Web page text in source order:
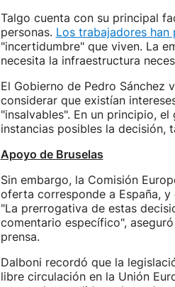
Talgo cuenta con su principal
personas. Los trabajadores han
"incertidumbre" que viven. La
necesita la infraestructura
El Gobierno de Pedro Sánchez
considerar que existían
"insalvables". En un principio,
instancias posibles la decisión,
Apoyo de Bruselas
Sin embargo, la Comisión
oferta corresponde a España, y
"La prerrogativa de estas
comentario específico",
prensa.
Dalboni recordó que la
libre circulación en la Unión